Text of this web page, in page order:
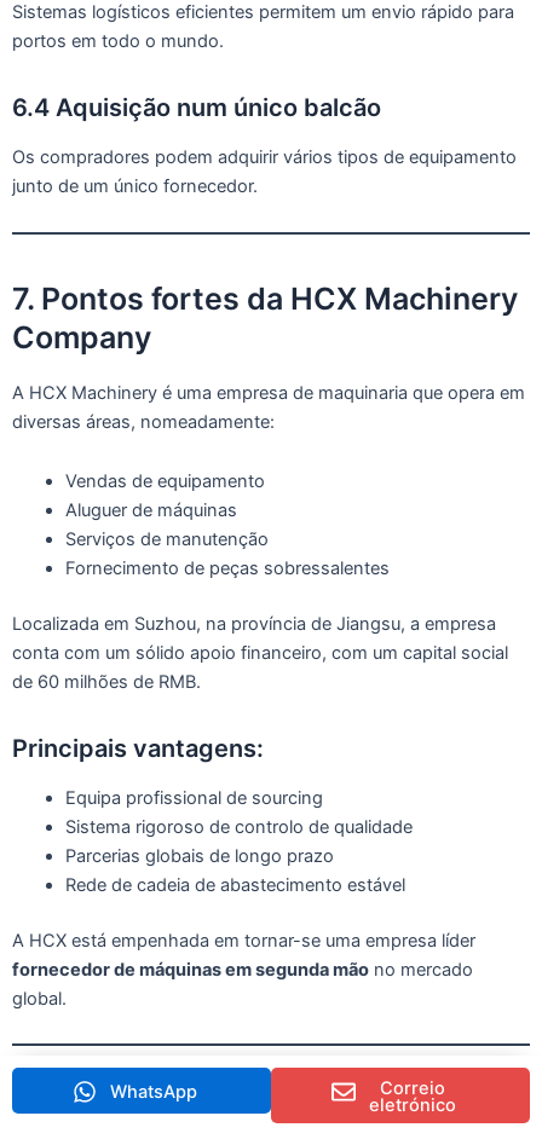
Sistemas logísticos eficientes permitem um envio rápido para
portos em todo o mundo.
6.4 Aquisição num único balcão
Os compradores podem adquirir vários tipos de equipamento
junto de um único fornecedor.
7. Pontos fortes da HCX Machinery
Company
A HCX Machinery é uma empresa de maquinaria que opera em
diversas áreas, nomeadamente:
Vendas de equipamento
Aluguer de máquinas
Serviços de manutenção
Fornecimento de peças sobressalentes
Localizada em Suzhou, na província de Jiangsu, a empresa
conta com um sólido apoio financeiro, com um capital social
de 60 milhões de RMB.
Principais vantagens:
Equipa profissional de sourcing
Sistema rigoroso de controlo de qualidade
Parcerias globais de longo prazo
Rede de cadeia de abastecimento estável
A HCX está empenhada em tornar-se uma empresa líder
fornecedor de máquinas em segunda mão no mercado
global.
8. Tendências futuras no setor das
WhatsApp Correio
eletrónico